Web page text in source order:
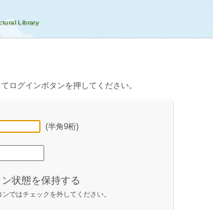
ログインボタンを押してください。
(半角9桁)
状態を保持する
ではチェックを外してください。